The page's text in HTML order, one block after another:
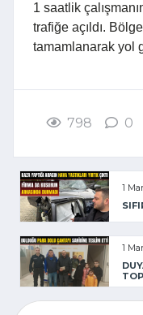
1 saatlik
trafiğe açıldı.
tamamlanarak yol
798 0
1
1